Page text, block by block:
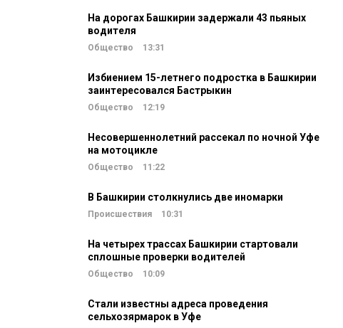
На дорогах Башкирии задержали 43 пьяных
водителя
Общество 13:31
Избиением 15-летнего подростка в Башкирии
заинтересовался Бастрыкин
Общество 12:19
Несовершеннолетний рассекал по ночной Уфе
на мотоцикле
Общество 11:22
В Башкирии столкнулись две иномарки
Происшествия 10:31
На четырех трассах Башкирии стартовали
сплошные проверки водителей
Общество 10:09
Стали известны адреса проведения
сельхозярмарок в Уфе